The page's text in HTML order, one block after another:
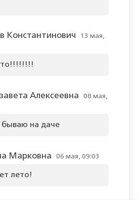
Константинович
13 мая,
Алексеевна
08 мая,
бываю на даче
Марковна 06 мая, 09:03
лето!